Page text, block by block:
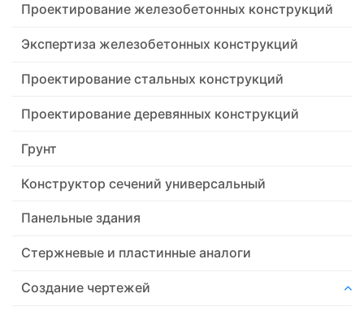
Проектирование железобетонных конструкций
Экспертиза железобетонных конструкций
Проектирование стальных конструкций
Проектирование деревянных конструкций
Грунт
Конструктор сечений универсальный
Панельные здания
Стержневые и пластинные аналоги
Создание чертежей